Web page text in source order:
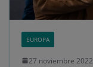
EUROPA
27 noviembre 2022